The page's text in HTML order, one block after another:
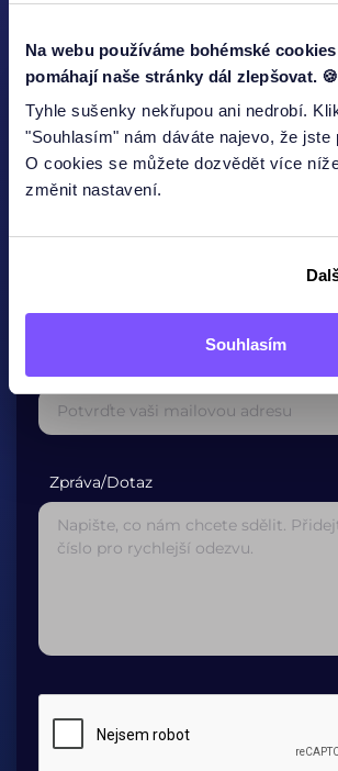
Na webu používáme bohémské
pomáhají naše stránky dál zlepšovat. 🍪
Tyhle sušenky nekřupou ani nedrobí.
"Souhlasím" nám dáváte najevo, že jste
O cookies se můžete dozvědět více
změnit nastavení.
Souhlasím
Jméno
Zpráva/Dotaz